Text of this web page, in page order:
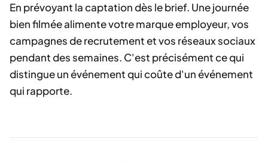
En prévoyant la captation dès le brief. Une journée
bien filmée alimente votre marque employeur, vos
campagnes de recrutement et vos réseaux sociaux
pendant des semaines. C'est précisément ce qui
distingue un événement qui coûte d'un événement
qui rapporte.